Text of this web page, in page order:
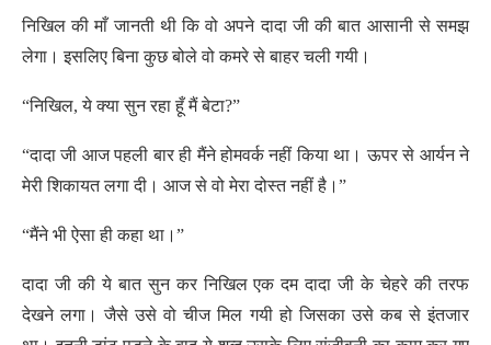
निखिल की माँ जानती थी कि वो अपने दादा जी की बात आसानी से समझ
लेगा। इसलिए बिना कुछ बोले वो कमरे से बाहर चली गयी।
“निखिल, ये क्या सुन रहा हूँ मैं बेटा?”
“दादा जी आज पहली बार ही मैंने होमवर्क नहीं किया था। ऊपर से आर्यन ने
मेरी शिकायत लगा दी। आज से वो मेरा दोस्त नहीं है।”
“मैंने भी ऐसा ही कहा था।”
दादा जी की ये बात सुन कर निखिल एक दम दादा जी के चेहरे की तरफ
देखने लगा। जैसे उसे वो चीज मिल गयी हो जिसका उसे कब से इंतजार